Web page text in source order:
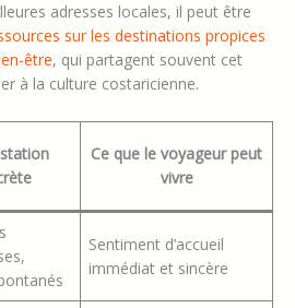
adresses locales, il peut être
sur les destinations propices
être, qui partagent souvent cet
à la culture costaricienne.
Ce que le voyageur peut
vivre
Sentiment d’accueil
immédiat et sincère